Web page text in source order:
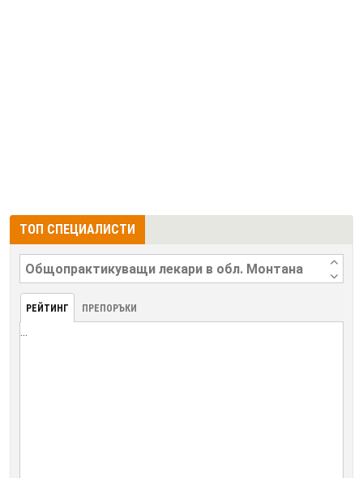
ТОП СПЕЦИАЛИСТИ
РЕЙТИНГ ПРЕПОРЪКИ
...